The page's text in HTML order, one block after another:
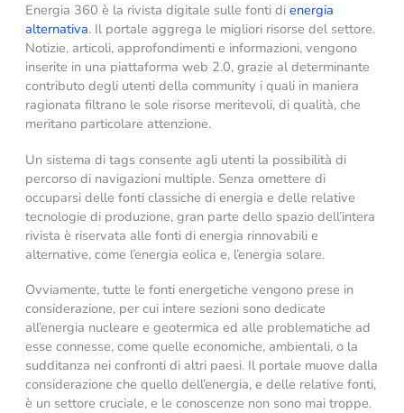
Energia 360 è la rivista digitale sulle fonti di energia
alternativa. Il portale aggrega le migliori risorse del settore.
Notizie, articoli, approfondimenti e informazioni, vengono
inserite in una piattaforma web 2.0, grazie al determinante
contributo degli utenti della community i quali in maniera
ragionata filtrano le sole risorse meritevoli, di qualità, che
meritano particolare attenzione.
Un sistema di tags consente agli utenti la possibilità di
percorso di navigazioni multiple. Senza omettere di
occuparsi delle fonti classiche di energia e delle relative
tecnologie di produzione, gran parte dello spazio dell’intera
rivista è riservata alle fonti di energia rinnovabili e
alternative, come l’energia eolica e, l’energia solare.
Ovviamente, tutte le fonti energetiche vengono prese in
considerazione, per cui intere sezioni sono dedicate
all’energia nucleare e geotermica ed alle problematiche ad
esse connesse, come quelle economiche, ambientali, o la
sudditanza nei confronti di altri paesi. Il portale muove dalla
considerazione che quello dell’energia, e delle relative fonti,
è un settore cruciale, e le conoscenze non sono mai troppe.